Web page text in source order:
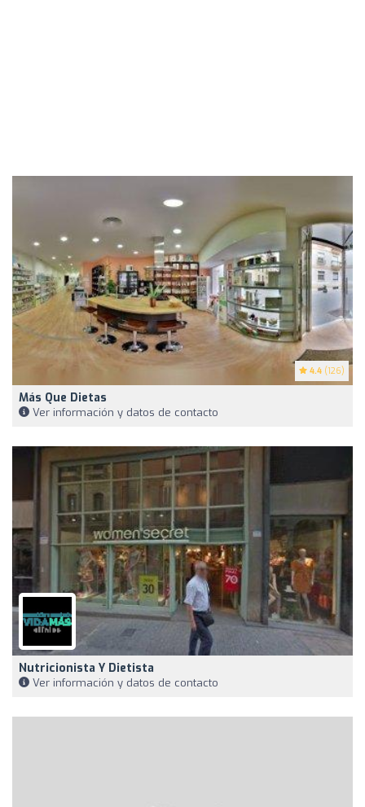
4.4 (126)
Más Que Dietas
Ver información y datos de contacto
Nutricionista Y Dietista
Ver información y datos de contacto